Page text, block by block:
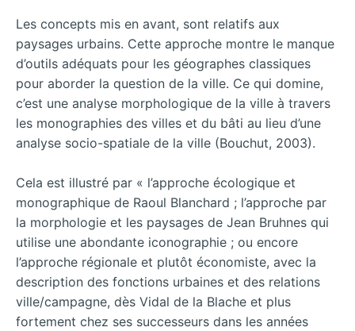
Les concepts mis en avant, sont relatifs aux
paysages urbains. Cette approche montre le manque
d’outils adéquats pour les géographes classiques
pour aborder la question de la ville. Ce qui domine,
c’est une analyse morphologique de la ville à travers
les monographies des villes et du bâti au lieu d’une
analyse socio-spatiale de la ville (Bouchut, 2003).
Cela est illustré par « l’approche écologique et
monographique de Raoul Blanchard ; l’approche par
la morphologie et les paysages de Jean Bruhnes qui
utilise une abondante iconographie ; ou encore
l’approche régionale et plutôt économiste, avec la
description des fonctions urbaines et des relations
ville/campagne, dès Vidal de la Blache et plus
fortement chez ses successeurs dans les années